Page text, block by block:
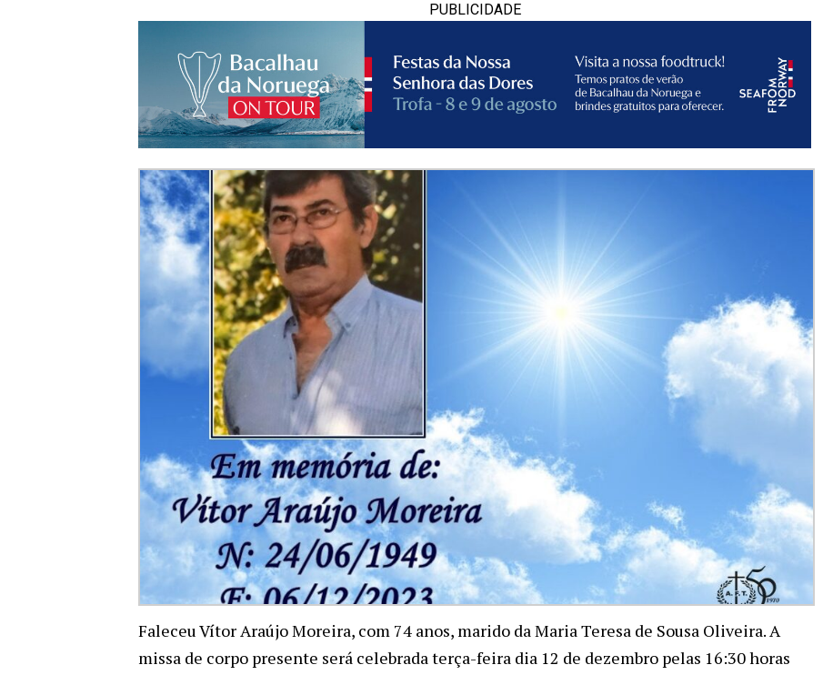
PUBLICIDADE
Faleceu Vítor Araújo Moreira, com 74 anos, marido da Maria Teresa de Sousa Oliveira. A
missa de corpo presente será celebrada terça-feira dia 12 de dezembro pelas 16:30 horas